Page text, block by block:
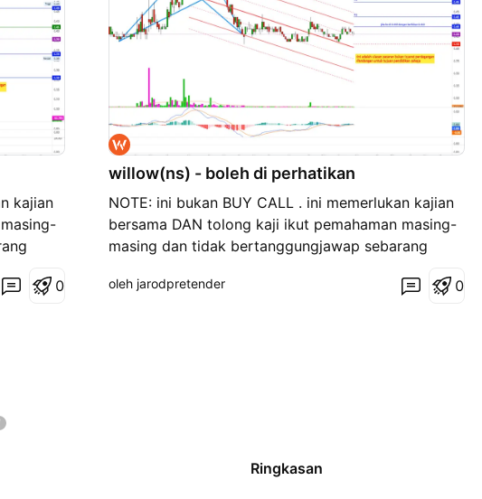
kajian
0
willow(ns) - boleh di perhatikan
NOTE: ini bukan BUY CALL . ini memerlukan kajian
bersama DAN tolong kaji ikut pemahaman masing-
masing dan tidak bertanggungjawap sebarang
KITA bersama sama mengkaji dan bukanlah
oleh jarodpretender 0
Ringkasan